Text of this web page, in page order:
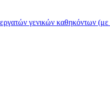
γενικών καθηκόντων